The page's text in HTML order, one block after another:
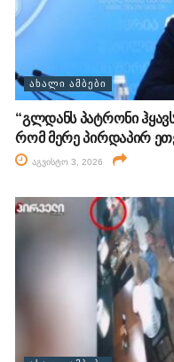
ᲐᲮᲐᲚᲘ ᲐᲛᲑᲔᲑᲘ
“გლდანს პატრონი
რომ მერე პირდაპირ
აგვისტო 3, 2026